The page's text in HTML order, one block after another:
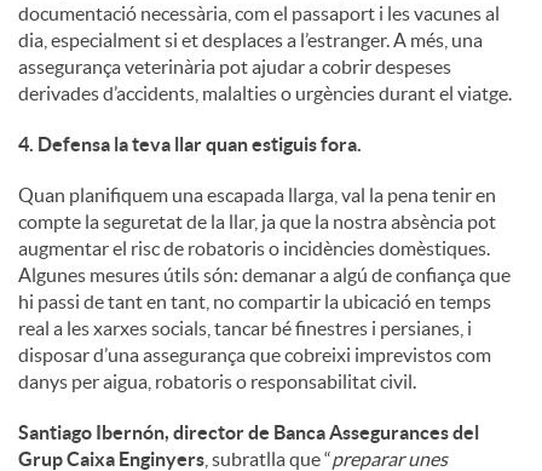
documentació necessària, com el passaport i les vacunes al
dia, especialment si et desplaces a l’estranger. A més, una
assegurança veterinària pot ajudar a cobrir despeses
derivades d’accidents, malalties o urgències durant el viatge.
4. Defensa la teva llar quan estiguis fora.
Quan planifiquem una escapada llarga, val la pena tenir en
compte la seguretat de la llar, ja que la nostra absència pot
augmentar el risc de robatoris o incidències domèstiques.
Algunes mesures útils són: demanar a algú de confiança que
hi passi de tant en tant, no compartir la ubicació en temps
real a les xarxes socials, tancar bé finestres i persianes, i
disposar d’una assegurança que cobreixi imprevistos com
danys per aigua, robatoris o responsabilitat civil.
Santiago Ibernón, director de Banca Assegurances del
Grup Caixa Enginyers , subratlla que “preparar unes